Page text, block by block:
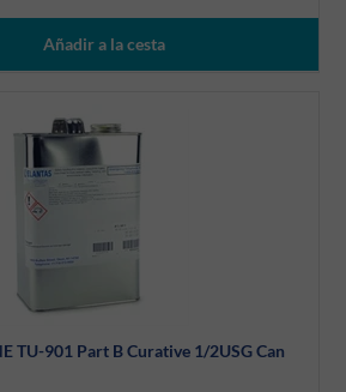
TU-901 Part B Curative 1/2USG Can